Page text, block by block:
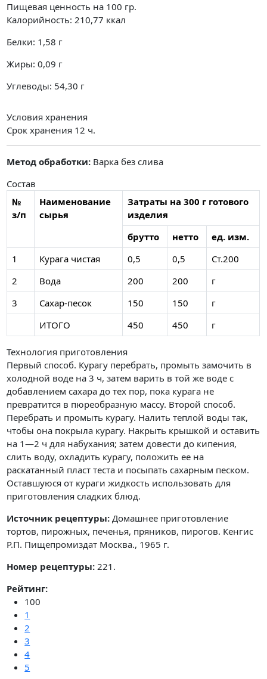
Пищевая ценность на 100 гр.
Калорийность: 210,77 ккал
Белки: 1,58 г
Жиры: 0,09 г
Углеводы: 54,30 г
Условия хранения
Срок хранения 12 ч.
Метод обработки: Варка без слива
Состав
№
з/п
Наименование
сырья
Затраты на 300 г готового
изделия
брутто
нетто
ед. изм.
1
Курага чистая 0,5 0,5
Ст.200
2
Вода 200 200
г
3
Сахар-песок 150 150
г
ИТОГО
450 450 г
Технология приготовления
Первый способ. Курагу перебрать, промыть замочить в
холодной воде на 3 ч, затем варить в той же воде с
добавлением сахара до тех пор, пока курага не
превратится в пюреобразную массу. Второй способ.
Перебрать и промыть курагу. Налить теплой воды так,
чтобы она покрыла курагу. Накрыть крышкой и оставить
на 1—2 ч для набухания; затем довести до кипения,
слить воду, охладить курагу, положить ее на
раскатанный пласт теста и посыпать сахарным песком.
Оставшуюся от кураги жидкость использовать для
приготовления сладких блюд.
Источник рецептуры: Домашнее приготовление
тортов, пирожных, печенья, пряников, пирогов. Кенгис
Р.П. Пищепромиздат Москва., 1965 г.
Номер рецептуры: 221.
Рейтинг:
100
1
2
3
4
5